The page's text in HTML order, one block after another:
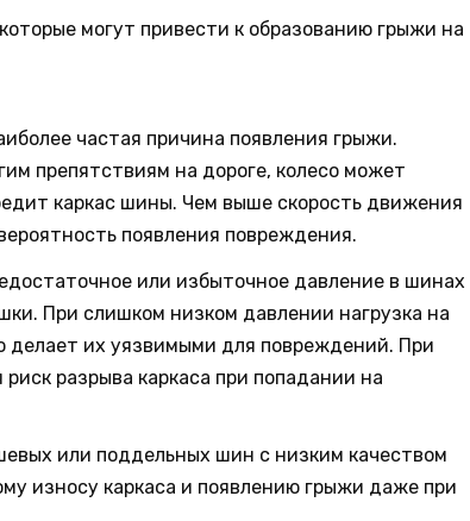
могут привести к образованию грыжи на
частая причина появления грыжи.
препятствиям на дороге, колесо может
каркас шины. Чем выше скорость движения
появления повреждения.
или избыточное давление в шинах
При слишком низком давлении нагрузка на
делает их уязвимыми для повреждений. При
разрыва каркаса при попадании на
или поддельных шин с низким качеством
износу каркаса и появлению грыжи даже при